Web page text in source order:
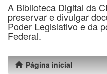
A Biblioteca Digital da
preservar e divulgar
Poder Legislativo e da
Federal.
Página inicial